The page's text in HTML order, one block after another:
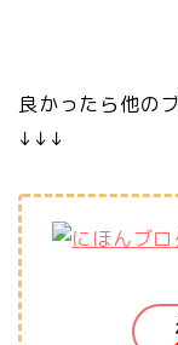
良かったら他の
↓↓↓